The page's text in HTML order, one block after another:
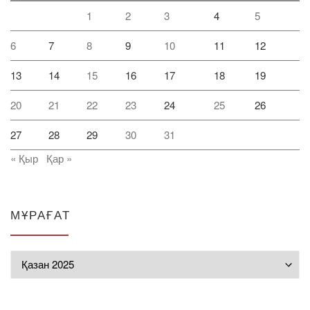
1 2 3 4 5
6 7 8 9 10 11 12
13 14 15 16 17 18 19
20 21 22 23 24 25 26
27 28 29 30
31
« Қыр
Қар »
МҰРАҒАТ